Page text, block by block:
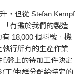
，但從 Stefan Kempf
有鑑於我們的製造
18,000 個料號，機
行所有的生產作業
盤上的待加工件決定
工件)群分配給特定的